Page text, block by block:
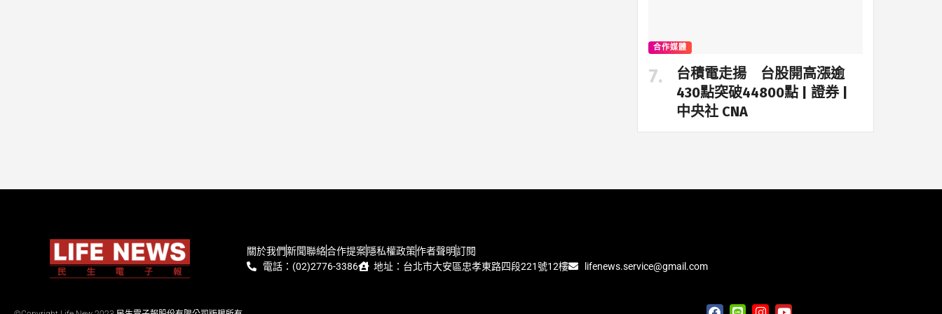
合作媒體
台積電走揚 台股開高漲逾
430點突破44800點 | 證券 |
中央社 CNA
關於我們新聞聯絡合作提案隱私權政策作者聲明訂閱
電話：(02)2776-3386
地址：台北市大安區忠孝東路四段221號12樓 lifenews.service@gmail.com